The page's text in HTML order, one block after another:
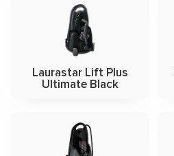
Laurastar Lift Plus
Ultimate Black